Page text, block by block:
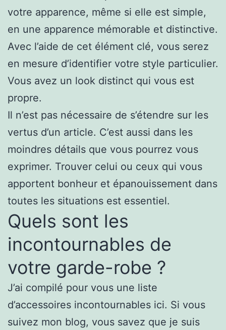
votre apparence, même si elle est simple,
en une apparence mémorable et distinctive.
Avec l’aide de cet élément clé, vous serez
en mesure d’identifier votre style particulier.
Vous avez un look distinct qui vous est
propre.
Il n’est pas nécessaire de s’étendre sur les
vertus d’un article. C’est aussi dans les
moindres détails que vous pourrez vous
exprimer. Trouver celui ou ceux qui vous
apportent bonheur et épanouissement dans
toutes les situations est essentiel.
Quels sont les
incontournables de
votre garde-robe ?
J’ai compilé pour vous une liste
d’accessoires incontournables ici. Si vous
suivez mon blog, vous savez que je suis